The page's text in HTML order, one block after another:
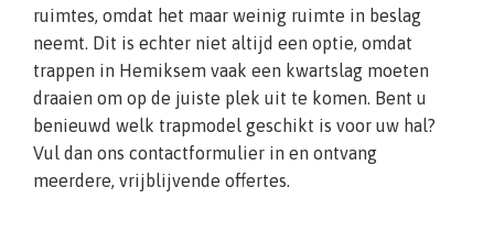
ruimtes, omdat het maar weinig ruimte in beslag
neemt. Dit is echter niet altijd een optie, omdat
trappen in Hemiksem vaak een kwartslag moeten
draaien om op de juiste plek uit te komen. Bent u
benieuwd welk trapmodel geschikt is voor uw hal?
Vul dan ons contactformulier in en ontvang
meerdere, vrijblijvende offertes.